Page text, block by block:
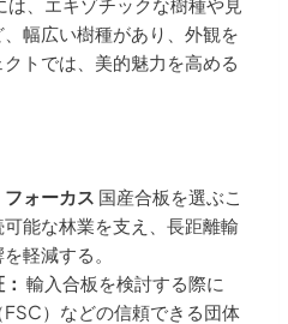
幅広い樹種があり、外観を
トでは、美的魅力を高める
ォーカス 国産合板を選ぶこ
能な林業を支え、長距離輸
軽減する。
輸入合板を検討する際に
）などの信頼できる団体